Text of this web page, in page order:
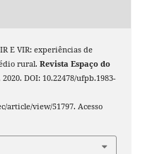
E VIR: experiências de
rural. Revista Espaço do
2020. DOI: 10.22478/ufpb.1983-
view/51797. Acesso